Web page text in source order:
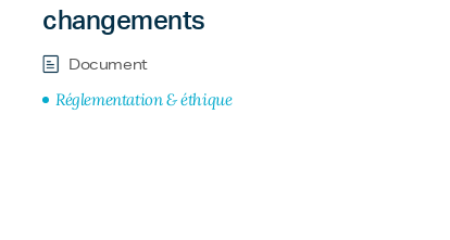
changements
Document
Réglementation & éthique